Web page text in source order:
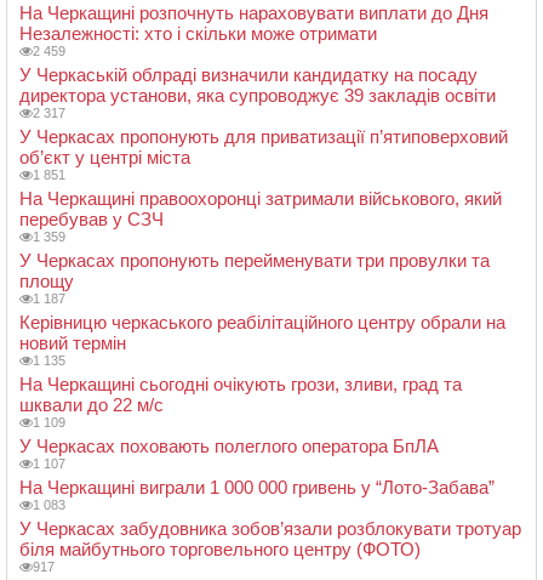
На Черкащині розпочнуть нараховувати виплати до Дня
Незалежності: хто і скільки може отримати
2 459
У Черкаській облраді визначили кандидатку на посаду
директора установи, яка супроводжує 39 закладів освіти
2 317
У Черкасах пропонують для приватизації п’ятиповерховий
об’єкт у центрі міста
1 851
На Черкащині правоохоронці затримали військового, який
перебував у СЗЧ
1 359
У Черкасах пропонують перейменувати три провулки та
площу
1 187
Керівницю черкаського реабілітаційного центру обрали на
новий термін
1 135
На Черкащині сьогодні очікують грози, зливи, град та
шквали до 22 м/с
1 109
У Черкасах поховають полеглого оператора БпЛА
1 107
На Черкащині виграли 1 000 000 гривень у “Лото-Забава”
1 083
У Черкасах забудовника зобов’язали розблокувати тротуар
біля майбутнього торговельного центру (ФОТО)
917